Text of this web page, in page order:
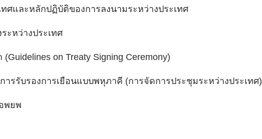
ศและหลักปฏิบัติของการลงนามระหว่างประเทศ
ะหว่างประเทศ
on Treaty Signing Ceremony)
รรับรองการเยือนแบบพหุภาคี (การจัดการประชุมระหว่างประเทศ)
พยพ